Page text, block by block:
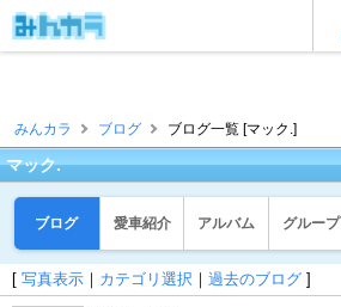
みんカラ ブログ ブログ一覧 [マック.]
マック.
ブログ 愛車紹介 アルバム グループ
[ 写真表示 ｜ カテゴリ選択 ｜ 過去のブログ ]